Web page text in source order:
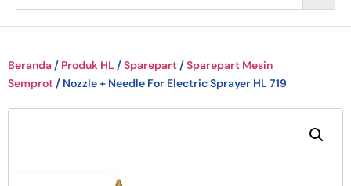
Beranda / Produk HL /Sparepart /Sparepart Mesin
Semprot / Nozzle + Needle For Electric Sprayer HL 719